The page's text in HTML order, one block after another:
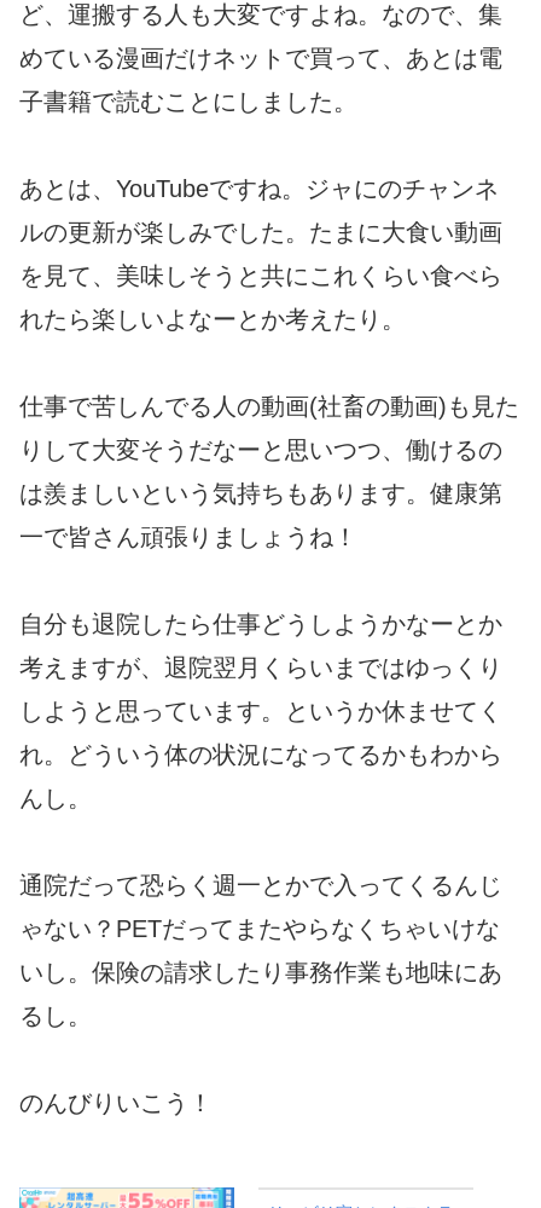
ど、運搬する人も大変ですよね。なので、集
めている漫画だけネットで買って、あとは電
子書籍で読むことにしました。
あとは、YouTubeですね。ジャにのチャンネ
ルの更新が楽しみでした。たまに大食い動画
を見て、美味しそうと共にこれくらい食べら
れたら楽しいよなーとか考えたり。
仕事で苦しんでる人の動画(社畜の動画)も見た
りして大変そうだなーと思いつつ、働けるの
は羨ましいという気持ちもあります。健康第
一で皆さん頑張りましょうね！
自分も退院したら仕事どうしようかなーとか
考えますが、退院翌月くらいまではゆっくり
しようと思っています。というか休ませてく
れ。どういう体の状況になってるかもわから
んし。
通院だって恐らく週一とかで入ってくるんじ
ゃない？PETだってまたやらなくちゃいけな
いし。保険の請求したり事務作業も地味にあ
るし。
のんびりいこう！